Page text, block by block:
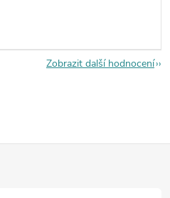
Zobrazit další hodnocení